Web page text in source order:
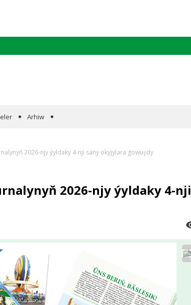
Arhiw
2026-njy ýyldaky 4-nji sany okyjylara gowuşdy
2026-njy ýyldaky 4-nji